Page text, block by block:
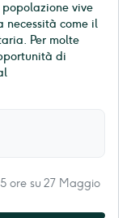
vive
necessità come il
Per molte
di
ore su 27 Maggio